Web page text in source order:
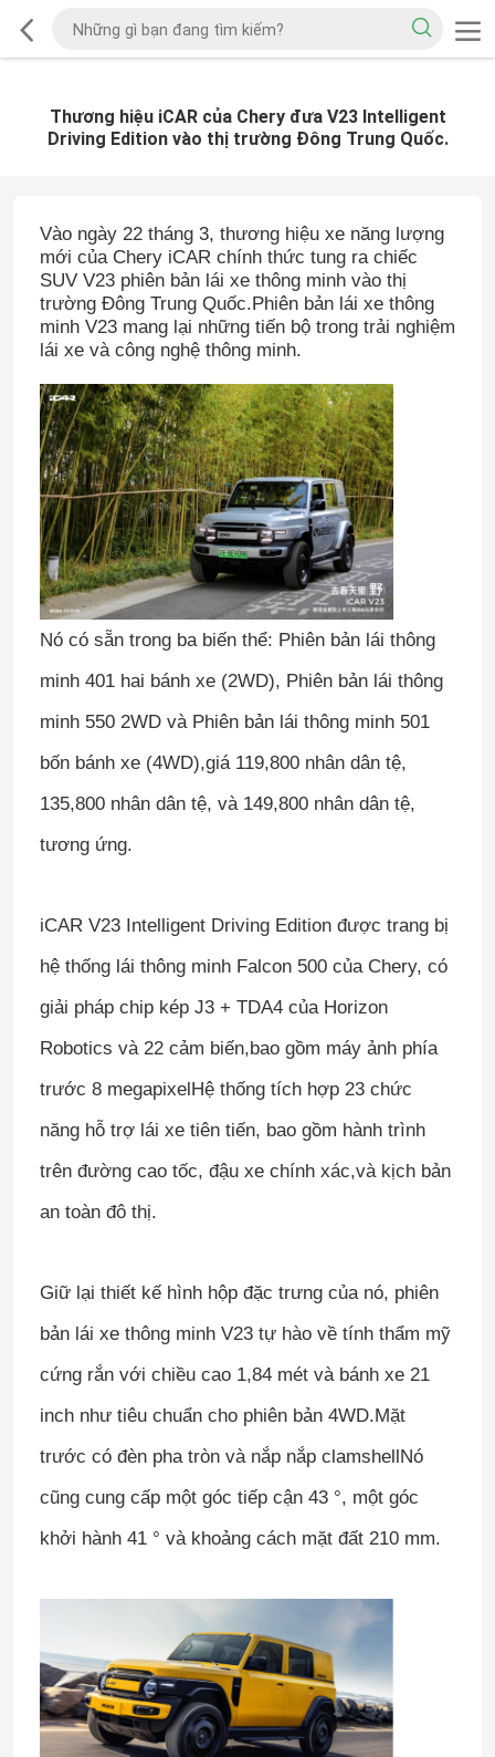
Thương hiệu iCAR của Chery đưa V23 Intelligent
Driving Edition vào thị trường Đông Trung Quốc.
Vào ngày 22 tháng 3, thương hiệu xe năng lượng
mới của Chery iCAR chính thức tung ra chiếc
SUV V23 phiên bản lái xe thông minh vào thị
trường Đông Trung Quốc.Phiên bản lái xe thông
minh V23 mang lại những tiến bộ trong trải nghiệm
lái xe và công nghệ thông minh.
Nó có sẵn trong ba biến thể: Phiên bản lái thông
minh 401 hai bánh xe (2WD), Phiên bản lái thông
minh 550 2WD và Phiên bản lái thông minh 501
bốn bánh xe (4WD),giá 119,800 nhân dân tệ,
135,800 nhân dân tệ, và 149,800 nhân dân tệ,
tương ứng.
iCAR V23 Intelligent Driving Edition được trang bị
hệ thống lái thông minh Falcon 500 của Chery, có
giải pháp chip kép J3 + TDA4 của Horizon
Robotics và 22 cảm biến,bao gồm máy ảnh phía
trước 8 megapixelHệ thống tích hợp 23 chức
năng hỗ trợ lái xe tiên tiến, bao gồm hành trình
trên đường cao tốc, đậu xe chính xác,và kịch bản
an toàn đô thị.
Giữ lại thiết kế hình hộp đặc trưng của nó, phiên
bản lái xe thông minh V23 tự hào về tính thẩm mỹ
cứng rắn với chiều cao 1,84 mét và bánh xe 21
inch như tiêu chuẩn cho phiên bản 4WD.Mặt
trước có đèn pha tròn và nắp nắp clamshellNó
cũng cung cấp một góc tiếp cận 43 °, một góc
khởi hành 41 ° và khoảng cách mặt đất 210 mm.